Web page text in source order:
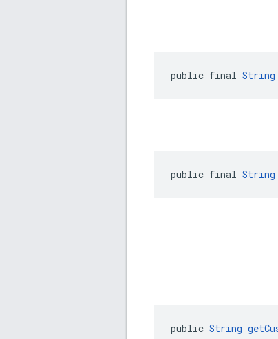
public final String
public final String
public String